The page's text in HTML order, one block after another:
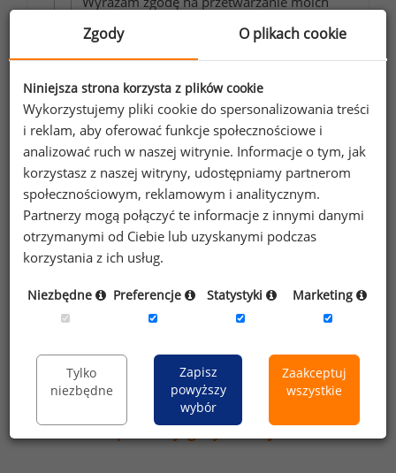
danych osobowych zawartych w
newsletter’a portalu wynagrodzenia.pl.
Wyrażam zgodę na przesyłanie na podany
adres e-mail ofert handlowych oraz
informacji marketingowych. Oświadczam,
że zapoznałem się z treściąinformacji na
temat przetwarzania.
regulaminu kopiowanie, przetwarzanie i
wykorzystywanie tekstów oraz danych portalu w
innych celach niż do użytku osobistego wymaga
Zgody O plikach cookie
Niniejsza strona korzysta z plików cookie
Wykorzystujemy pliki cookie do spersonalizowania treści
i reklam, aby oferować funkcje społecznościowe i
analizować ruch w naszej witrynie. Informacje o tym, jak
korzystasz z naszej witryny, udostępniamy partnerom
społecznościowym, reklamowym i analitycznym.
Partnerzy mogą połączyć te informacje z innymi danymi
otrzymanymi od Ciebie lub uzyskanymi podczas
korzystania z ich usług.
Niezbędne Preferencje Statystyki Marketing
Tylko
niezbędne
Zapisz
powyższy
wybór
Zaakceptuj
wszystkie